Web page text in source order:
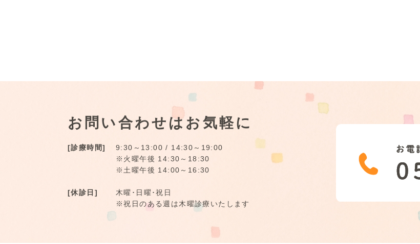
お問い合わせはお気軽に
[診療時間]
9:30～13:00 / 14:30～19:00
※火曜午後 14:30～18:30
※土曜午後 14:00～16:30
[休診日]
木曜･日曜･祝日
※祝日のある週は木曜診療いたします